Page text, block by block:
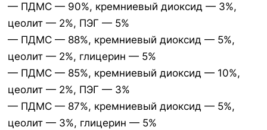
— ПДМС — 90%, кремниевый диоксид — 3%,
цеолит — 2%, ПЭГ — 5%
— ПДМС — 88%, кремниевый диоксид — 5%,
цеолит — 2%, глицерин — 5%
— ПДМС — 85%, кремниевый диоксид — 10%,
цеолит — 2%, ПЭГ — 3%
— ПДМС — 87%, кремниевый диоксид — 5%,
цеолит — 3%, глицерин — 5%